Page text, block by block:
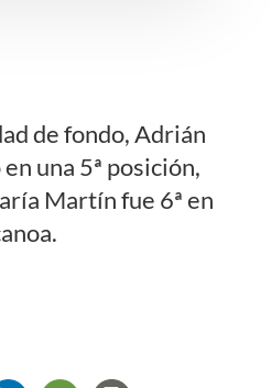
de fondo, Adrián
una 5ª posición,
Martín fue 6ª en